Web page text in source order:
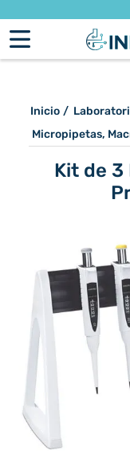
Inicio /
Micropipetas,
Kit de